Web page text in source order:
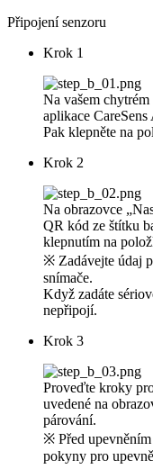
Připojení senzoru
Krok 1
Na vašem
aplikace
Pak klepněte na
Krok 2
Na obrazovce
QR kód ze štítku
klepnutím na
※ Zadávejte údaj
snímače.
Když zadáte
nepřipojí.
Krok 3
Proveďte kroky
uvedené na
párování.
※ Před upevněním
pokyny pro